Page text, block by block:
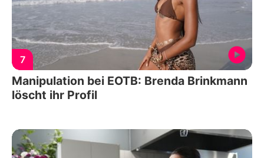
7
Manipulation bei EOTB: Brenda Brinkmann
löscht ihr Profil